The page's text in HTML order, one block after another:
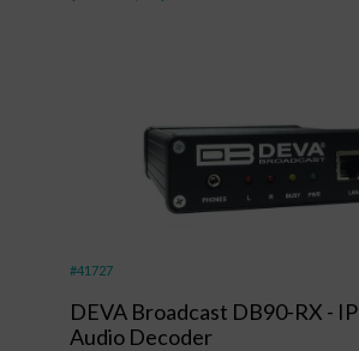
#41727
DEVA Broadcast DB90-RX - IP
Audio Decoder